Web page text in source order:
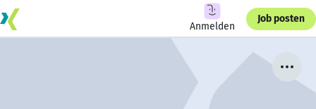
Anmelden
Job posten